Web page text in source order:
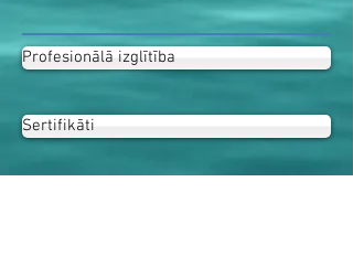
Profesionālā izglītība
Sertifikāti